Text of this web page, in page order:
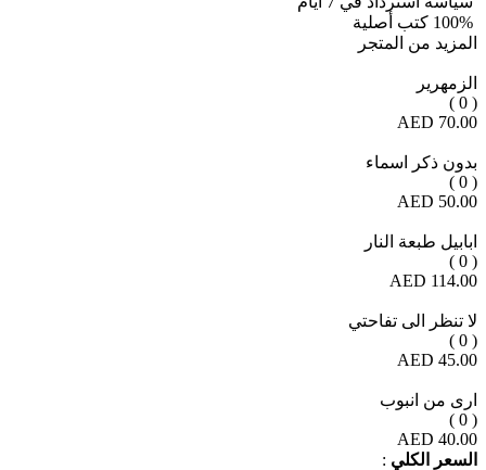
100% كتب أصلية
المزيد من المتجر
الزمهرير
( 0 )
70.00 AED
بدون ذكر اسماء
( 0 )
50.00 AED
ابابيل طبعة النار
( 0 )
114.00 AED
لا تنظر الى تفاحتي
( 0 )
45.00 AED
ارى من انبوب
( 0 )
40.00 AED
السعر الكلي :